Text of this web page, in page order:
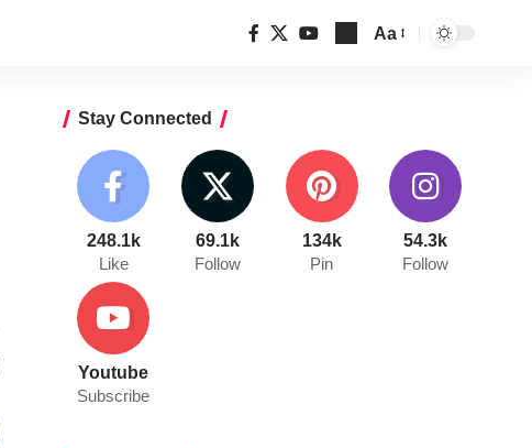
Aa
Stay Connected
248.1k
Like
69.1k
Follow
134k
Pin
54.3k
Follow
Youtube
Subscribe